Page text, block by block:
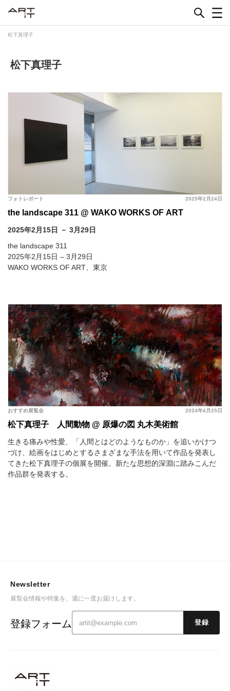
松下真理子
松下真理子
2025年2月24日
フォトレポート
the landscape 311 @ WAKO WORKS OF ART
2025年2月15日 － 3月29日
the landscape 311
2025年2月15日 – 3月29日
WAKO WORKS OF ART、東京
2024年4月25日
おすすめ展覧会
松下真理子 人間動物 @ 原爆の図 丸木美術館
生きる痛みや性愛、「人間とはどのようなものか」を追いかけつ
づけ、絵画をはじめとするさまざまな手法を用いて作品を発表し
てきた松下真理子の個展を開催。新たな思想的深淵に踏みこんだ
作品群を発表する。
Newsletter
展覧会情報や特集を、週に一度お届けします。
登録フォーム 登録